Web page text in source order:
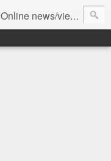
Online news/views JOURNAL... Connecting the community worldwide Editorial Director: Prem Chandran